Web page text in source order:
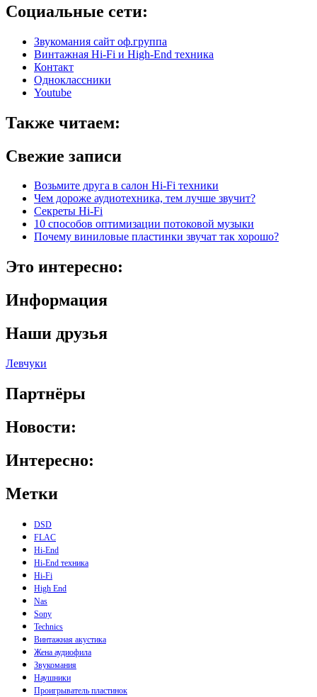
Социальные сети:
Звукомания сайт оф.группа
Винтажная Hi-Fi и High-End техника
Контакт
Одноклассники
Youtube
Также читаем:
Свежие записи
Возьмите друга в салон Hi-Fi техники
Чем дороже аудиотехника, тем лучше звучит?
Секреты Hi-Fi
10 способов оптимизации потоковой музыки
Почему виниловые пластинки звучат так хорошо?
Это интересно:
Информация
Наши друзья
Левчуки
Партнёры
Новости:
Интересно:
Метки
DSD
FLAC
Hi-End
Hi-End техника
Hi-Fi
High End
Nas
Sony
Technics
Винтажная акустика
Жена аудиофила
Звукомания
Наушники
Проигрыватель пластинок